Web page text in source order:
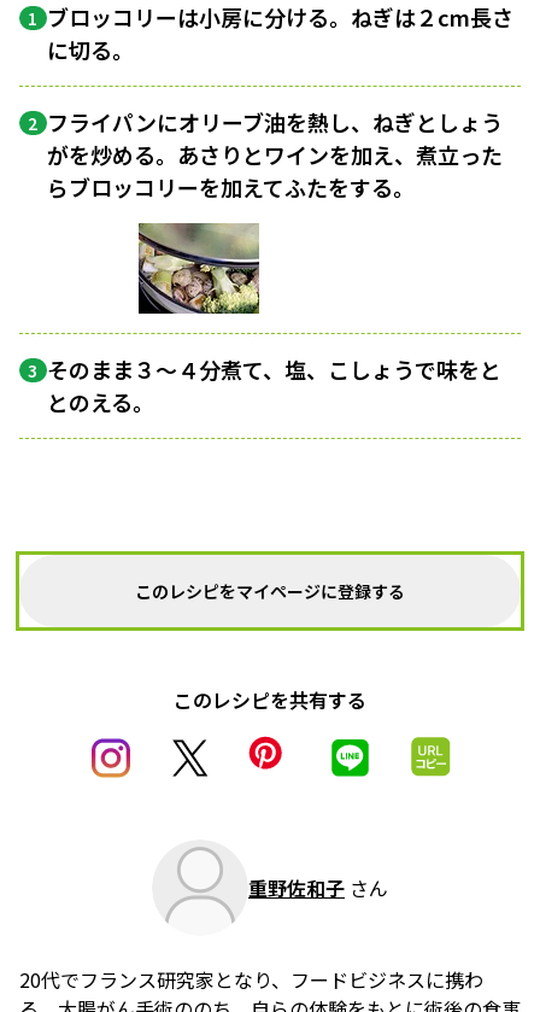
1 ブロッコリーは小房に分ける。ねぎは２cm長さ
に切る。
2 フライパンにオリーブ油を熱し、ねぎとしょう
がを炒める。あさりとワインを加え、煮立った
らブロッコリーを加えてふたをする。
3 そのまま３〜４分煮て、塩、こしょうで味をと
とのえる。
このレシピをマイページに登録する
このレシピを共有する
重野佐和子 さん
20代でフランス研究家となり、フードビジネスに携わ